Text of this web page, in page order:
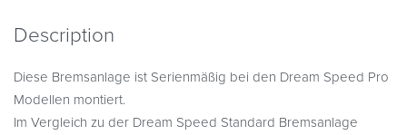
Description
Diese Bremsanlage ist Serienmäßig bei den Dream Speed Pro
Modellen montiert.
Im Vergleich zu der Dream Speed Standard Bremsanlage